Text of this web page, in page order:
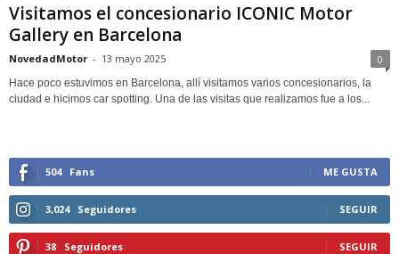
Visitamos el concesionario ICONIC Motor
Gallery en Barcelona
NovedadMotor - 13 mayo 2025 0
Hace poco estuvimos en Barcelona, allí visitamos varios concesionarios, la
ciudad e hicimos car spotting. Una de las visitas que realizamos fue a los...
504 Fans ME GUSTA
3,024 Seguidores SEGUIR
38 Seguidores SEGUIR